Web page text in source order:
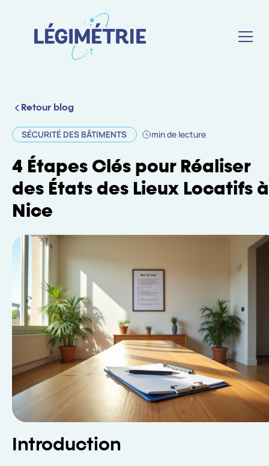
Retour blog
SÉCURITÉ DES BÂTIMENTS min de lecture
4 Étapes Clés pour Réaliser
des États des Lieux Locatifs à
Nice
Introduction